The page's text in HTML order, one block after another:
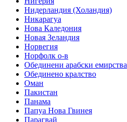
Нидерландия (Холандия)
Никарагуа
Нова Каледония
Новая Зеландия
Норвегия
Норфолк о-в
Обединени арабски емирства
Обединено кралство
Оман
Пакистан
Панама
Папуа Нова Гвинея
Парагвай